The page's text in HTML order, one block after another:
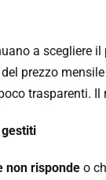
a scegliere il
prezzo
trasparenti. Il
gestiti
non risponde o